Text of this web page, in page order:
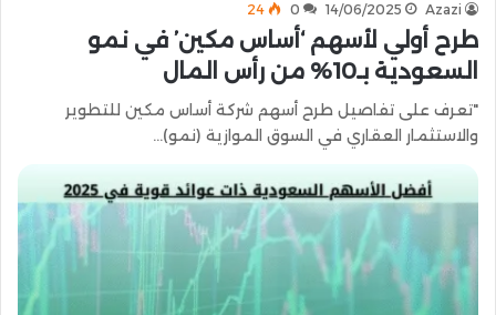
Azazi
14/06/2025
0
24
طرح أولي لأسهم ‘أساس مكين’ في نمو
السعودية بـ10% من رأس المال
"تعرف على تفاصيل طرح أسهم شركة أساس مكين للتطوير
والاستثمار العقاري في السوق الموازية (نمو)…